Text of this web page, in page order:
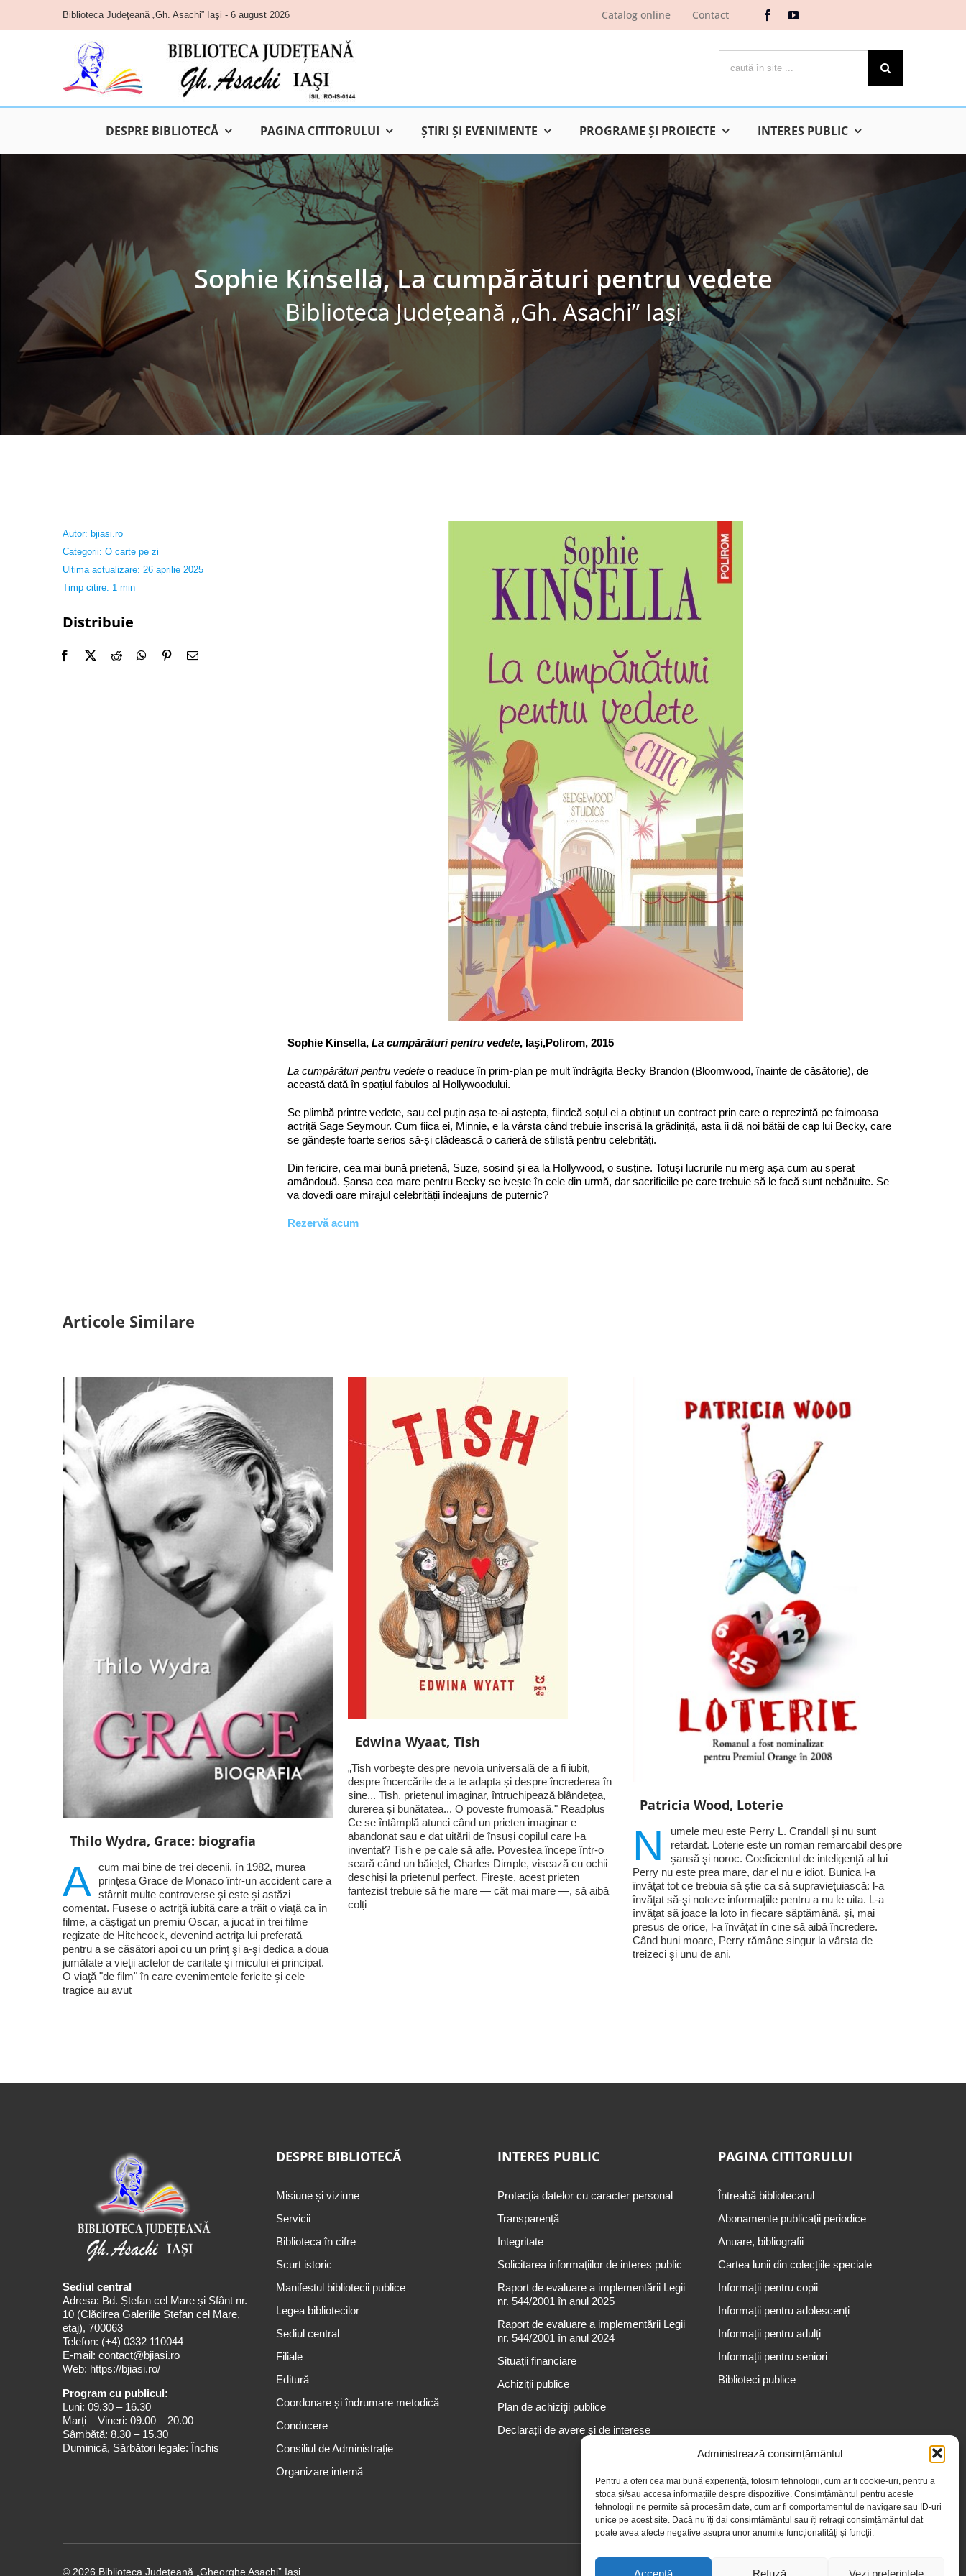
Administrează consimțământul
Pentru a oferi cea mai bună experiență, folosim tehnologii, cum ar fi cookie-uri, pentru a
stoca și/sau accesa informațiile despre dispozitive. Consimțământul pentru aceste
tehnologii ne permite să procesăm date, cum ar fi comportamentul de navigare sau ID-uri
unice pe acest site. Dacă nu îți dai consimțământul sau îți retragi consimțământul dat
poate avea afecte negative asupra unor anumite funcționalități și funcții.
Acceptă Refuză Vezi preferințele
content
Biblioteca Judeţeană „Gh. Asachi” Iaşi - 6 august 2026 Catalog online Contact
DESPRE BIBLIOTECĂ PAGINA CITITORULUI ŞTIRI ŞI EVENIMENTE PROGRAME ŞI PROIECTE INTERES PUBLIC
Sophie Kinsella, La cumpărături pentru vedete
Biblioteca Judeţeană „Gh. Asachi” Iaşi
Autor: bjiasi.ro
Categorii: O carte pe zi
Ultima actualizare: 26 aprilie 2025
Timp citire: 1 min
Distribuie
Sophie Kinsella,La cumpărături pentru vedete, Iaşi,Polirom, 2015
La cumpărături pentru vedete o readuce în prim-plan pe mult îndrăgita Becky Brandon (Bloomwood, înainte de căsătorie), de
această dată în spațiul fabulos al Hollywoodului.
Se plimbă printre vedete, sau cel puțin așa te-ai aștepta, fiindcă soțul ei a obținut un contract prin care o reprezintă pe faimoasa
actriță Sage Seymour. Cum fiica ei, Minnie, e la vârsta când trebuie înscrisă la grădiniță, asta îi dă noi bătăi de cap lui Becky, care
se gândește foarte serios să-și clădească o carieră de stilistă pentru celebrități.
Din fericire, cea mai bună prietenă, Suze, sosind și ea la Hollywood, o susține. Totuși lucrurile nu merg așa cum au sperat
amândouă. Șansa cea mare pentru Becky se ivește în cele din urmă, dar sacrificiile pe care trebuie să le facă sunt nebănuite. Se
va dovedi oare mirajul celebrității îndeajuns de puternic?
Rezervă acum
Articole Similare
Thilo Wydra, Grace: biografia
A cum mai bine de trei decenii, în 1982, murea
prinţesa Grace de Monaco într-un accident care a
stârnit multe controverse şi este şi astăzi
comentat. Fusese o actriţă iubită care a trăit o viaţă ca în
filme, a câştigat un premiu Oscar, a jucat în trei filme
regizate de Hitchcock, devenind actriţa lui preferată
pentru a se căsători apoi cu un prinţ şi a-şi dedica a doua
jumătate a vieţii actelor de caritate şi micului ei principat.
O viaţă "de film" în care evenimentele fericite şi cele
tragice au avut
Edwina Wyaat, Tish
„Tish vorbește despre nevoia universală de a fi iubit,
despre încercările de a te adapta și despre încrederea în
sine... Tish, prietenul imaginar, întruchipează blândețea,
durerea și bunătatea... O poveste frumoasă." Readplus
Ce se întâmplă atunci când un prieten imaginar e
abandonat sau e dat uitării de însuși copilul care l-a
inventat? Tish e pe cale să afle. Povestea începe într-o
seară când un băiețel, Charles Dimple, visează cu ochii
deschiși la prietenul perfect. Firește, acest prieten
fantezist trebuie să fie mare — cât mai mare —, să aibă
colți —
Patricia Wood, Loterie
N
umele meu este Perry L. Crandall şi nu sunt
retardat. Loterie este un roman remarcabil despre
şansă şi noroc. Coeficientul de inteligenţă al lui
Perry nu este prea mare, dar el nu e idiot. Bunica l-a
învăţat tot ce trebuia să ştie ca să supravieţuiască: l-a
învăţat să-şi noteze informaţiile pentru a nu le uita. L-a
învăţat să joace la loto în fiecare săptămână. şi, mai
presus de orice, l-a învăţat în cine să aibă încredere.
Când buni moare, Perry rămâne singur la vârsta de
treizeci şi unu de ani.
Sediul central
Adresa: Bd. Ștefan cel Mare și Sfânt nr.
10 (Clădirea Galeriile Ștefan cel Mare,
etaj), 700063
Telefon: (+4) 0332 110044
E-mail: contact@bjiasi.ro
Web: https://bjiasi.ro/
Program cu publicul:
Luni: 09.30 – 16.30
Marți – Vineri: 09.00 – 20.00
Sâmbătă: 8.30 – 15.30
Duminică, Sărbători legale: Închis
DESPRE BIBLIOTECĂ
Misiune şi viziune
Servicii
Biblioteca în cifre
Scurt istoric
Manifestul bibliotecii publice
Legea bibliotecilor
Sediul central
Filiale
Editură
Coordonare și îndrumare metodică
Conducere
Consiliul de Administrație
Organizare internă
INTERES PUBLIC
Protecția datelor cu caracter personal
Transparență
Integritate
Solicitarea informaţiilor de interes public
Raport de evaluare a implementării Legii
nr. 544/2001 în anul 2025
Raport de evaluare a implementării Legii
nr. 544/2001 în anul 2024
Situații financiare
Achiziții publice
Plan de achiziţii publice
Declarații de avere și de interese
PAGINA CITITORULUI
Întreabă bibliotecarul
Abonamente publicaţii periodice
Anuare, bibliografii
Cartea lunii din colecțiile speciale
Informații pentru copii
Informații pentru adolescenți
Informații pentru adulți
Informații pentru seniori
Biblioteci publice
© 2026 Biblioteca Judeţeană „Gheorghe Asachi” Iaşi